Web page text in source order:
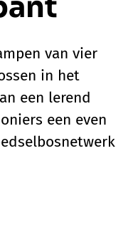
van vier
in het
een lerend
een even